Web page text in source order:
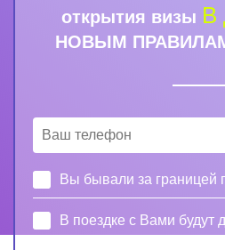
открытия визы В
НОВЫМ ПРАВИЛАМ
Вы бывали за границей
В поездке с Вами будут